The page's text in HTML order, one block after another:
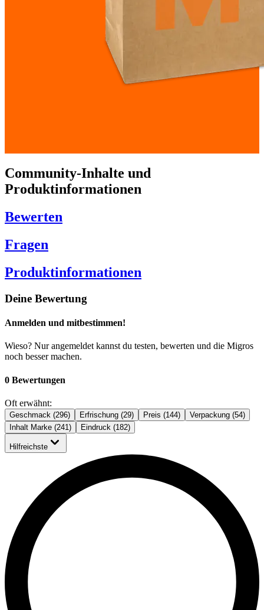
Community-Inhalte und
Produktinformationen
Bewerten
Fragen
Produktinformationen
Deine Bewertung
Anmelden und mitbestimmen!
Wieso? Nur angemeldet kannst du testen, bewerten und die Migros
noch besser machen.
0 Bewertungen
Oft erwähnt:
Geschmack (296) Erfrischung (29) Preis (144)
Verpackung (54)
Inhalt Marke (241)
Eindruck (182)
Hilfreichste